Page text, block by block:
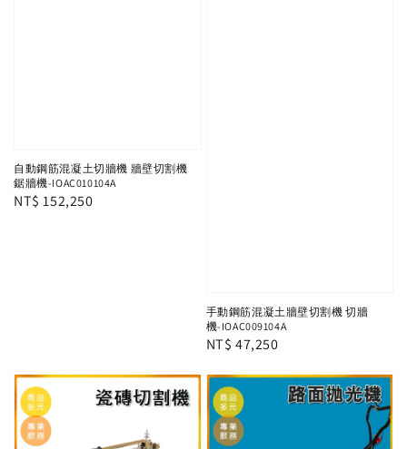
自動鋼筋混凝土切牆機 牆壁切割機
鋸牆機-IOAC010104A
Regular
NT$ 152,250
手動鋼筋混凝土牆壁切割機 切牆
機-IOAC009104A
Regular
NT$ 47,250